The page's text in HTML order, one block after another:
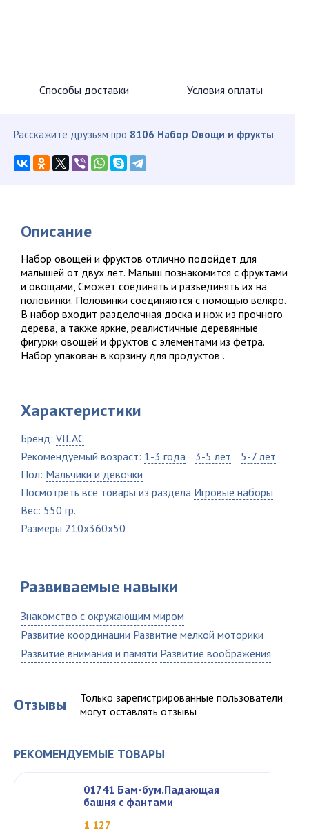
Способы доставки Условия оплаты
Расскажите друзьям про 8106 Набор Овощи и фрукты
Описание
Набор овощей и фруктов отлично подойдет для
малышей от двух лет. Малыш познакомится с фруктами
и овощами, Сможет соединять и разъединять их на
половинки. Половинки соединяются с помощью велкро.
В набор входит разделочная доска и нож из прочного
дерева, а также яркие, реалистичные деревянные
фигурки овощей и фруктов с элементами из фетра.
Набор упакован в корзину для продуктов .
Характеристики
Бренд: VILAC
Рекомендуемый возраст: 1-3 года 3-5 лет
5-7 лет
Пол: Мальчики и девочки
Посмотреть все товары из раздела Игровые наборы
Вес: 550 гр.
Размеры 210x360x50
Развиваемые навыки
Знакомство с окружающим миром
Развитие координации Развитие мелкой моторики
Развитие внимания и памяти Развитие воображения
Отзывы
Только зарегистрированные пользователи
могут оставлять отзывы
РЕКОМЕНДУЕМЫЕ ТОВАРЫ
01741 Бам-бум.Падающая
башня с фантами
1 127